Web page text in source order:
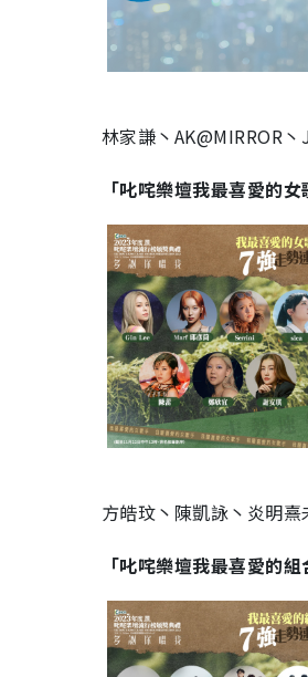
林家謙丶AK@MIRROR
「叱咤樂壇我最喜愛的
方皓玟丶陳凱詠丶炎明
「叱咤樂壇我最喜愛的